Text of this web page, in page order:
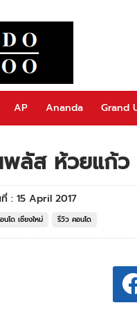
AP Ananda Grand
ลัส ห้วยแก้
: 15 April 2017
นโด เชียงใหม่ รีวิว คอนโด